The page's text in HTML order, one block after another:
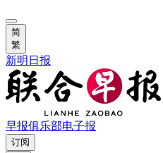
简
繁
新明日报
早报俱乐部电子报
订阅